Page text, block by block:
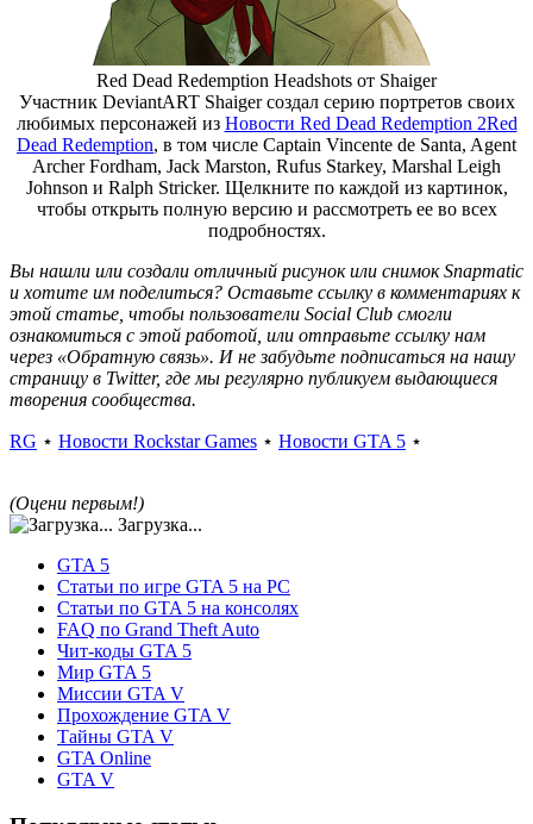
Red Dead Redemption Headshots от Shaiger
Участник DeviantART Shaiger создал серию портретов своих
любимых персонажей из Новости Red Dead Redemption 2Red
Dead Redemption, в том числе Captain Vincente de Santa, Agent
Archer Fordham, Jack Marston, Rufus Starkey, Marshal Leigh
Johnson и Ralph Stricker. Щелкните по каждой из картинок,
чтобы открыть полную версию и рассмотреть ее во всех
подробностях.
Вы нашли или создали отличный рисунок или снимок Snapmatic
и хотите им поделиться? Оставьте ссылку в комментариях к
этой статье, чтобы пользователи Social Club смогли
ознакомиться с этой работой, или отправьте ссылку нам
через «Обратную связь». И не забудьте подписаться на нашу
страницу в Twitter, где мы регулярно публикуем выдающиеся
творения сообщества.
RG ⋆ Новости Rockstar Games ⋆ Новости GTA 5 ⋆
(Оцени первым!)
Загрузка...
GTA 5
Статьи по игре GTA 5 на PC
Статьи по GTA 5 на консолях
FAQ по Grand Theft Auto
Чит-коды GTA 5
Мир GTA 5
Миссии GTA V
Прохождение GTA V
Тайны GTA V
GTA Online
GTA V